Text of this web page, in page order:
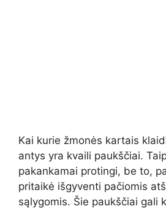
Kai kurie žmonės kartais
antys yra kvaili paukščiai.
pakankamai protingi, be to,
pritaikė išgyventi pačiomis
sąlygomis. Šie paukščiai gali